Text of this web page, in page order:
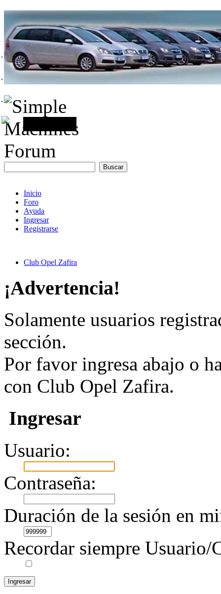
Inicio
Foro
Ayuda
Ingresar
Registrarse
Club Opel Zafira
¡Advertencia!
Solamente usuarios
sección.
Por favor ingresa abajo o
con Club Opel Zafira.
Ingresar
Usuario:
Contraseña:
Duración de la sesión en
Recordar siempre Usuario/